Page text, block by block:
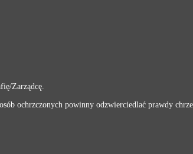
Zarządcę.
ochrzczonych powinny odzwierciedlać prawdy